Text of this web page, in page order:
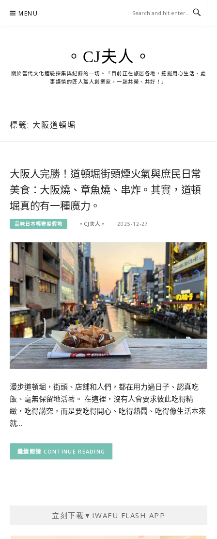
MENU
。CJ夫人。
關於當代文化體驗採集與紀錄的一切。「目前正在旅居各地，挖掘用心生活、處
事謹慎的匠人職人創業家，一起共榮、共好！」
標籤: 大阪道頓堀
大阪人完勝！道頓堀街頭煙火氣與庶民日常
美食：大阪燒、章魚燒、串炸。其實，道頓
堀真的有一種魔力。
品味日本輕奢度假地 。CJ夫人。 2025-12-27
漫步道頓堀，街頭、店舖和人們，都在用力過日子、認真吃
飯、毫無保留地活著。 在這裡，沒有人會要求彼此吃得精
緻，吃得講究，而是要吃得開心、吃得熱鬧、吃得像生活本來
就…
CONTINUE READING
立刻下載▼IWAFU FLASH APP